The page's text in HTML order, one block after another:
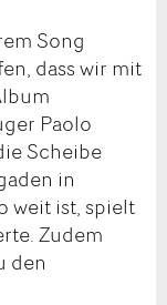
Song
dass wir mit
Paolo
Scheibe
in
weit ist, spielt
Zudem
den